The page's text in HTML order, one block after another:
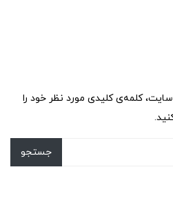
کلمه‌ی کلیدی مورد نظر خود را
جستجو